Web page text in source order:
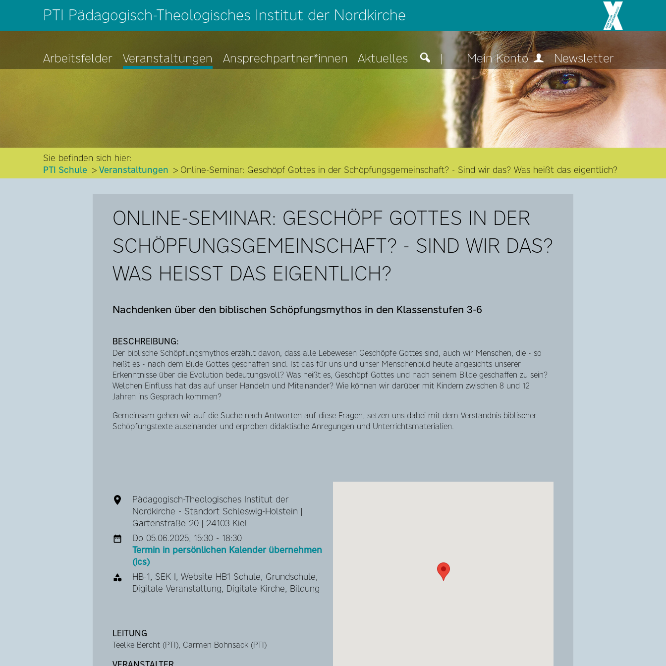
PTI Pädagogisch-Theologisches Institut der Nordkirche
Arbeitsfelder Veranstaltungen Ansprechpartner*innen Aktuelles | Mein Konto Newsletter
Sie befinden sich hier:
PTI Schule
Veranstaltungen Online-Seminar: Geschöpf Gottes in der Schöpfungsgemeinschaft? - Sind wir das? Was heißt das eigentlich?
ONLINE-SEMINAR: GESCHÖPF GOTTES IN DER
SCHÖPFUNGSGEMEINSCHAFT? - SIND WIR DAS?
WAS HEISST DAS EIGENTLICH?
Nachdenken über den biblischen Schöpfungsmythos in den Klassenstufen 3-6
BESCHREIBUNG:
Der biblische Schöpfungsmythos erzählt davon, dass alle Lebewesen Geschöpfe Gottes sind, auch wir Menschen, die - so
heißt es - nach dem Bilde Gottes geschaffen sind. Ist das für uns und unser Menschenbild heute angesichts unserer
Erkenntnisse über die Evolution bedeutungsvoll? Was heißt es, Geschöpf Gottes und nach seinem Bilde geschaffen zu sein?
Welchen Einfluss hat das auf unser Handeln und Miteinander? Wie können wir darüber mit Kindern zwischen 8 und 12
Jahren ins Gespräch kommen?
Gemeinsam gehen wir auf die Suche nach Antworten auf diese Fragen, setzen uns dabei mit dem Verständnis biblischer
Schöpfungstexte auseinander und erproben didaktische Anregungen und Unterrichtsmaterialien.
Pädagogisch-Theologisches Institut der
Nordkirche - Standort Schleswig-Holstein |
Gartenstraße 20 | 24103 Kiel
Do 05.06.2025, 15:30 - 18:30
Termin in persönlichen Kalender übernehmen
(ics)
HB-1, SEK I, Website HB1 Schule, Grundschule,
Digitale Veranstaltung, Digitale Kirche, Bildung
LEITUNG
Teelke Bercht (PTI), Carmen Bohnsack (PTI)